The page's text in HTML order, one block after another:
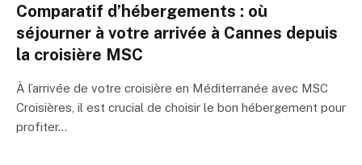
Comparatif d’hébergements : où
séjourner à votre arrivée à Cannes depuis
la croisière MSC
À l’arrivée de votre croisière en Méditerranée avec MSC
Croisières, il est crucial de choisir le bon hébergement pour
profiter…